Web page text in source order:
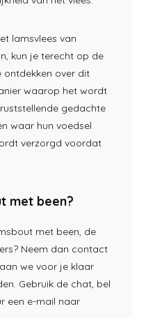
lamsvlees van
kun je terecht op de
ontdekken over dit
waarop het wordt
gedachte
waar hun voedsel
verzorgd voordat
met been?
met been, de
Neem dan contact
we voor je klaar
Gebruik de chat, bel
een e-mail naar